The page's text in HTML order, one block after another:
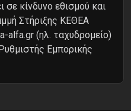
σε κίνδυνο εθισμού και
Στήριξης ΚΕΘΕΑ
alfa.gr (ηλ. ταχυδρομείο)
Εμπορικής